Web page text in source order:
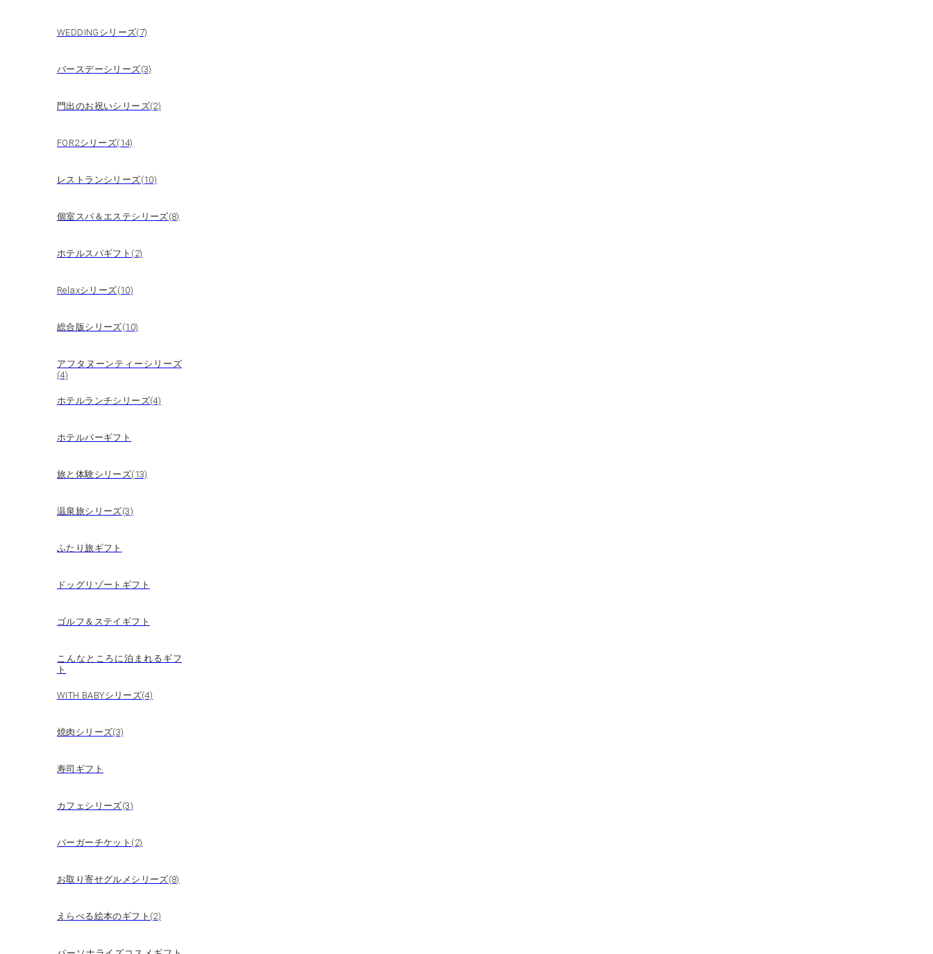
WEDDINGシリーズ(7)
バースデーシリーズ(3)
門出のお祝いシリーズ(2)
FOR2シリーズ(14)
レストランシリーズ(10)
個室スパ＆エステシリーズ(8)
ホテルスパギフト(2)
Relaxシリーズ(10)
総合版シリーズ(10)
アフタヌーンティーシリーズ
(4)
ホテルランチシリーズ(4)
ホテルバーギフト
旅と体験シリーズ(13)
温泉旅シリーズ(3)
ふたり旅ギフト
ドッグリゾートギフト
ゴルフ＆ステイギフト
こんなところに泊まれるギフ
ト
WITH BABYシリーズ(4)
焼肉シリーズ(3)
寿司ギフト
カフェシリーズ(3)
バーガーチケット(2)
お取り寄せグルメシリーズ(8)
えらべる絵本のギフト(2)